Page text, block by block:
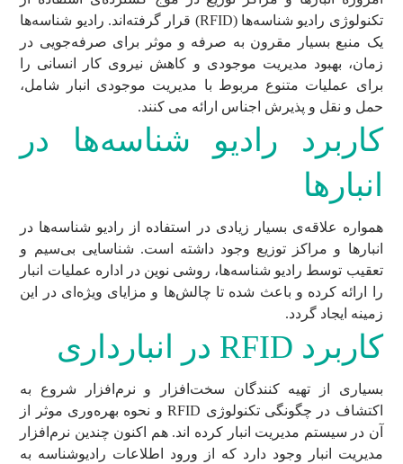
تکنولوژی رادیو شناسه‌ها (RFID) قرار گرفته‌اند. رادیو شناسه‌ها
یک منبع بسیار مقرون به صرفه و موثر برای صرفه‌جویی در
زمان، بهبود مدیریت موجودی و کاهش نیروی کار انسانی را
برای عملیات متنوع مربوط با مدیریت موجودی انبار شامل،
حمل و نقل و پذیرش اجناس ارائه می کنند.
کاربرد رادیو شناسه‌ها در
انبارها
همواره علاقه‌ی بسیار زیادی در استفاده از رادیو شناسه‌ها در
انبارها و مراکز توزیع وجود داشته است. شناسایی بی‌سیم و
تعقیب توسط رادیو شناسه‌ها، روشی نوین در اداره عملیات انبار
را ارائه کرده و باعث شده تا چالش‌ها و مزایای ویژه‌ای در این
زمینه ایجاد گردد.
کاربرد RFID در انبارداری
بسیاری از تهیه کنندگان سخت‌افزار و نرم‌افزار شروع به
اکتشاف در چگونگی تکنولوژی RFID و نحوه بهره‌وری موثر از
آن در سیستم مدیریت انبار کرده اند. هم اکنون چندین نرم‌افزار
مدیریت انبار وجود دارد که از ورود اطلاعات رادیوشناسه به